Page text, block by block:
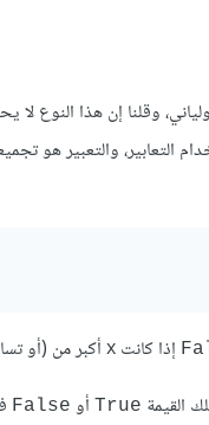
وقلنا إن هذا النوع
التعابير، والتعبير هو
إذا كانت x أكبر من (أو تساوي) 5.
القيمة True أو False